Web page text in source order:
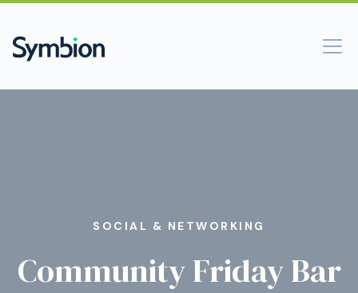
SOCIAL & NETWORKING
Community Friday Bar